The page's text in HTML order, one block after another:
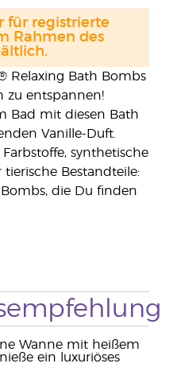
Relaxing Bath Bombs
zu entspannen!
Bad mit diesen Bath
Vanille-Duft.
synthetische
tierische Bestandteile:
die Du finden
für registrierte
Rahmen des
Wanne mit heißem
ein luxuriöses